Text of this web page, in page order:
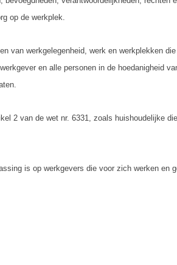
op de werkplek.
van werkgelegenheid, werk en werkplekken
en alle personen in de hoedanigheid
2 van de wet nr. 6331, zoals huishoudelijke
is op werkgevers die voor zich werken en